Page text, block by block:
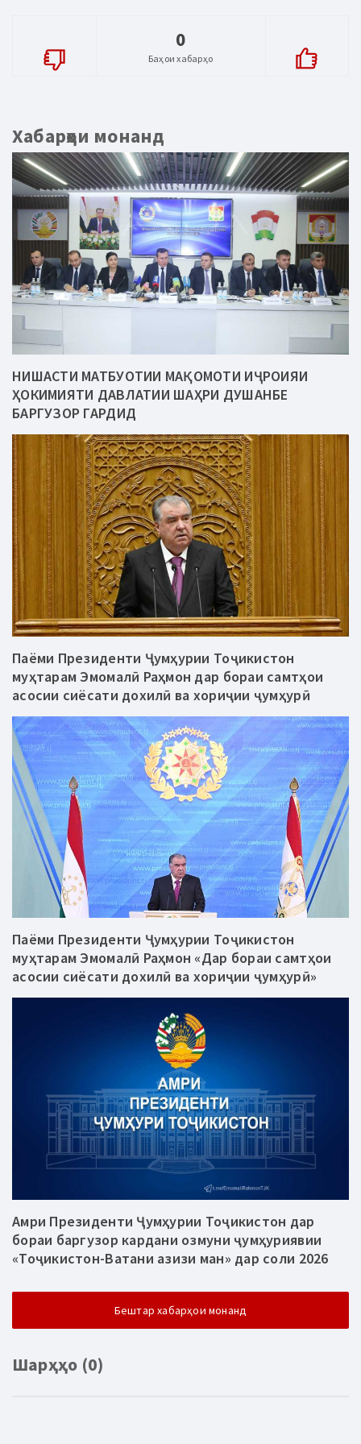
0
Баҳои хабарҳо
Хабарҳои монанд
НИШАСТИ МАТБУОТИИ МАҚОМОТИ ИҶРОИЯИ
ҲОКИМИЯТИ ДАВЛАТИИ ШАҲРИ ДУШАНБЕ
БАРГУЗОР ГАРДИД
Паёми Президенти Ҷумҳурии Тоҷикистон
муҳтарам Эмомалӣ Раҳмон дар бораи самтҳои
асосии сиёсати дохилӣ ва хориҷии ҷумҳурӣ
Паёми Президенти Ҷумҳурии Тоҷикистон
муҳтарам Эмомалӣ Раҳмон «Дар бораи самтҳои
асосии сиёсати дохилӣ ва хориҷии ҷумҳурӣ»
Амри Президенти Ҷумҳурии Тоҷикистон дар
бораи баргузор кардани озмуни ҷумҳуриявии
«Тоҷикистон-Ватани азизи ман» дар соли 2026
Бештар хабарҳои монанд
Шарҳҳо (0)